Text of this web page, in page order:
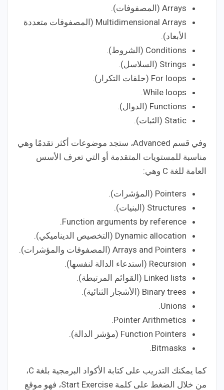
Arrays (المصفوفات).
Multidimensional Arrays (المصفوفات متعددة
الأبعاد).
Conditions (الشروط).
Strings (السلاسل).
For loops (حلقات التكرار).
While loops.
Functions (الدوال).
Static (الثبات).
وفي قسم Advanced، ستجد موضوعات أكثر تقدمًا وهي
مناسبة للمستويات المتقدمة أو التي تعرف الأسس
العامة للغة C وهي:
Pointers (المؤشرات).
Structures (البنيات).
Function arguments by reference.
Dynamic allocation (التخصيص الديناميكي).
Arrays and Pointers (المصفوفات والمؤشرات).
Recursion (استدعاء الدالة لنفسها).
Linked lists (القوائم المرتبطة).
Binary trees (الأشجار الثنائية).
Unions.
Pointer Arithmetics.
Function Pointers (مؤشر الدالة).
Bitmasks.
كما يمكنك التدريب على كتابة الأكواد البرمجية بلغة C،
من خلال الضغط على كلمة Start Exercise، فهو موقع